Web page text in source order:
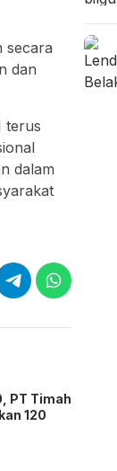
secara
dan
terus
dalam
PT Timah
120